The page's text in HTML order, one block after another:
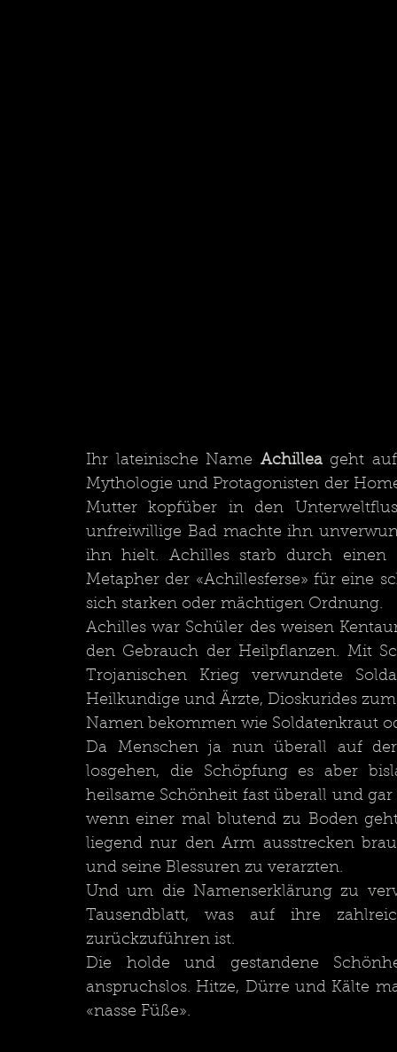
Ihr lateinische Name Achillea geht auf
Mythologie und Protagonisten der
Mutter kopfüber in den
unfreiwillige Bad machte ihn
ihn hielt. Achilles starb durch einen
Metapher der «Achillesferse» für eine
Achilles war Schüler des weisen
den Gebrauch der Heilpflanzen. Mit
Trojanischen Krieg verwundete
Heilkundige und Ärzte, Dioskurides
Namen bekommen wie Soldatenkraut
Da Menschen ja nun überall auf
losgehen, die Schöpfung es aber
heilsame Schönheit fast überall und
wenn einer mal blutend zu Boden
liegend nur den Arm ausstrecken
und seine Blessuren zu verarzten.
Und um die Namenserklärung zu
Tausendblatt, was auf ihre
zurückzuführen ist.
Die holde und gestandene
anspruchslos. Hitze, Dürre und Kälte
«nasse Füße».